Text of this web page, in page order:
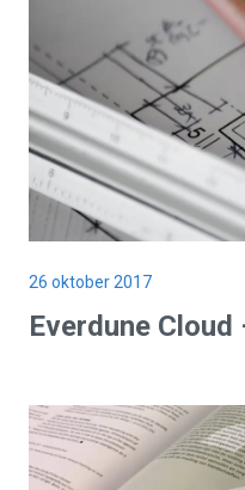
26 oktober 2017
Everdune